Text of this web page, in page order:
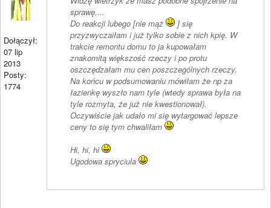
Dołączył:
07 lip
2013
Posty:
1774
sprawę....
Do reakcji lubego [nie mąż
] się
przyzwyczaiłam i już tylko sobie z nich kpię. W
trakcie remontu domu to ja kupowałam
znakomitą większość rzeczy i po protu
oszczędzałam mu cen poszczególnych rzeczy.
Na końcu w podsumowaniu mówiłam że np za
łazienkę wyszło nam tyle (wtedy sprawa była na
tyle rozmyta, że już nie kwestionował).
Oczywiście jak udało mi się wytargować lepsze
ceny to się tym chwaliłam
Hi, hi, hi
Ugodowa spryciula